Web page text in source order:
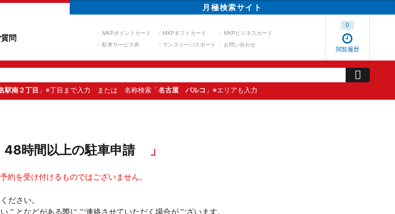
月極検索サイト
問 MKPポイントカード MKPギフトカード
MKPビジネスカード
駐車サービス券
マンスリーパスポート お問い合わせ
閲覧履歴
0
駅南２丁目 」※丁目まで入力 または 名称検索「名古屋 パルコ 」※エリアも入力
48時間以上の駐車申請
約を受け付けるものではございません。
ださい。
となどがある際にご連絡させていただく場合がございます。